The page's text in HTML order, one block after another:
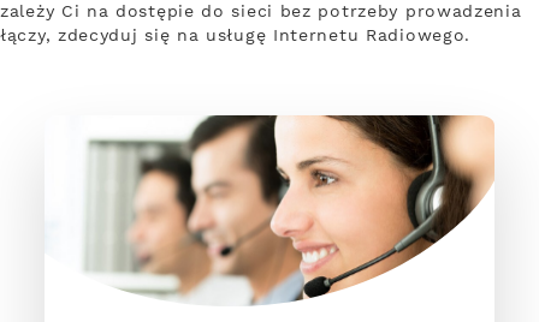
zależy Ci na dostępie do sieci bez potrzeby prowadzenia
łączy, zdecyduj się na usługę Internetu Radiowego.